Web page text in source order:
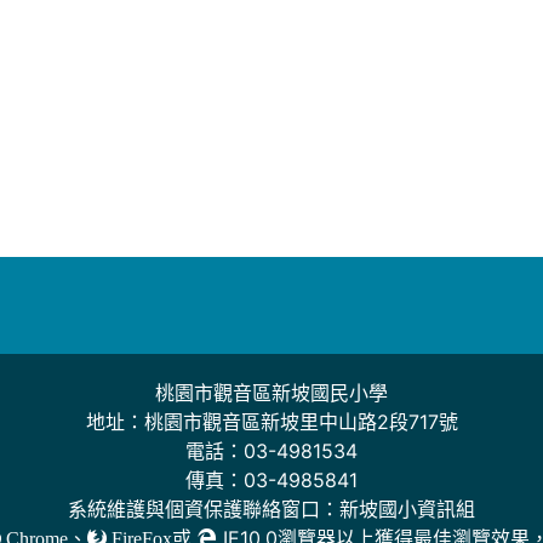
桃園市觀音區新坡國民小學
地址：桃園市觀音區新坡里中山路2段717號
電話：03-4981534
傳真：03-4985841
系統維護與個資保護聯絡窗口：新坡國小資訊組
Chrome、 FireFox或 IE10.0瀏覽器以上獲得最佳瀏覽效果